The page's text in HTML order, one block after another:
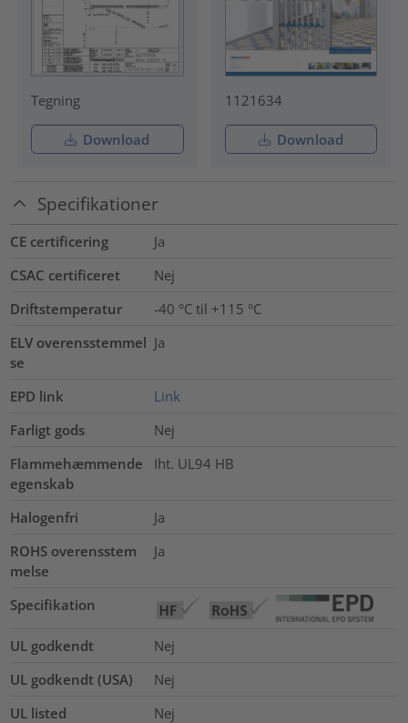
Tegning
Download
1121634
Download
Specifikationer
CE certificering
Ja
CSAC certificeret
Nej
Driftstemperatur
-40 °C til +115 °C
ELV overensstemmel
se
Ja
EPD link
Link
Farligt gods
Nej
Flammehæmmende
egenskab
Iht. UL94 HB
Halogenfri
Ja
ROHS overensstem
melse
Ja
Specifikation
UL godkendt
Nej
UL godkendt (USA)
Nej
UL listed
Nej